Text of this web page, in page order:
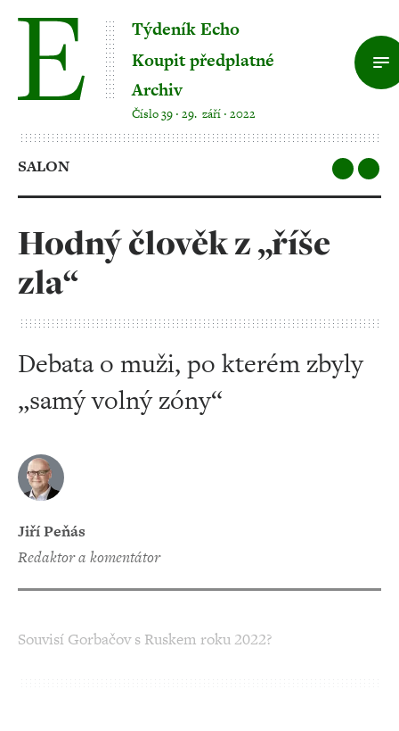
Týdeník Echo
Koupit předplatné
Archiv
Číslo 39 ‧ 29. září ‧ 2022
SALON
Hodný člověk z „říše
zla“
Debata o muži, po kterém zbyly
„samý volný zóny“
Jiří Peňás
redaktor a komentátor
Souvisí Gorbačov s Ruskem roku 2022?